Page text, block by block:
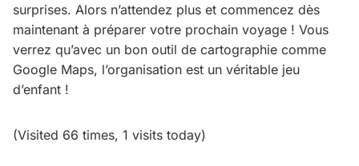
surprises. Alors n’attendez plus et commencez dès
maintenant à préparer votre prochain voyage ! Vous
verrez qu’avec un bon outil de cartographie comme
Google Maps, l’organisation est un véritable jeu
d’enfant !
(Visited 66 times, 1 visits today)